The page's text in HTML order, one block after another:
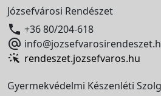
Józsefvárosi Rendészet
 +36 80/204-618

rendeszet.jozsefvaros.hu
Gyermekvédelmi Készenléti